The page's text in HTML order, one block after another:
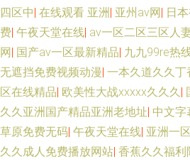
四区中| 在线观看 亚洲 | 亚州av网| 日
费| 午夜天堂在线| av一区二区三区人
网| 国产av一区最新精品| 九九99re热
无遮挡免费视频动漫| 一本久道久久丁
区在线精品| 欧美性大战xxxxx久久久|
久久亚洲国产精品亚洲老地址| 中文字
草原免费无码| 午夜天堂在线| 亚洲一
久久成人免费播放网站| 香蕉久久福利